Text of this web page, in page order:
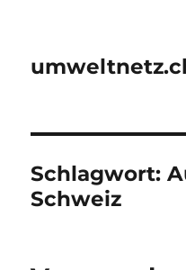
Schlagwort:
Schweiz